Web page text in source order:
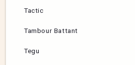
Tactic
Tambour Battant
Tegu